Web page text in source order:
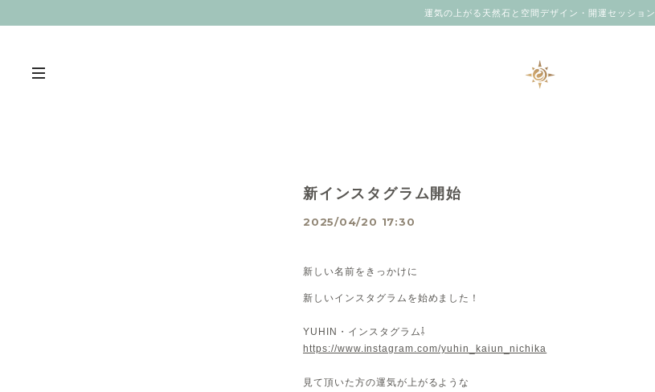
運気の上がる天然石と空間デザイン・開運セッション
新インスタグラム開始
2025/04/20 17:30
新しい名前をきっかけに
新しいインスタグラムを始めました！
YUHIN・インスタグラム⇩
https://www.instagram.com/yuhin_kaiun_nichika
見て頂いた方の運気が上がるような